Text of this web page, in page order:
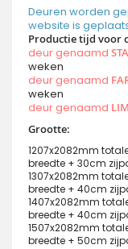
Deuren worden
website is
Productie tijd voor
deur genaamd STA
weken
deur genaamd
weken
deur genaamd LIM
Grootte:
1207x2082mm
breedte + 30cm
1307x2082mm
breedte + 40cm
1407x2082mm
breedte + 40cm
1507x2082mm
breedte + 50cm